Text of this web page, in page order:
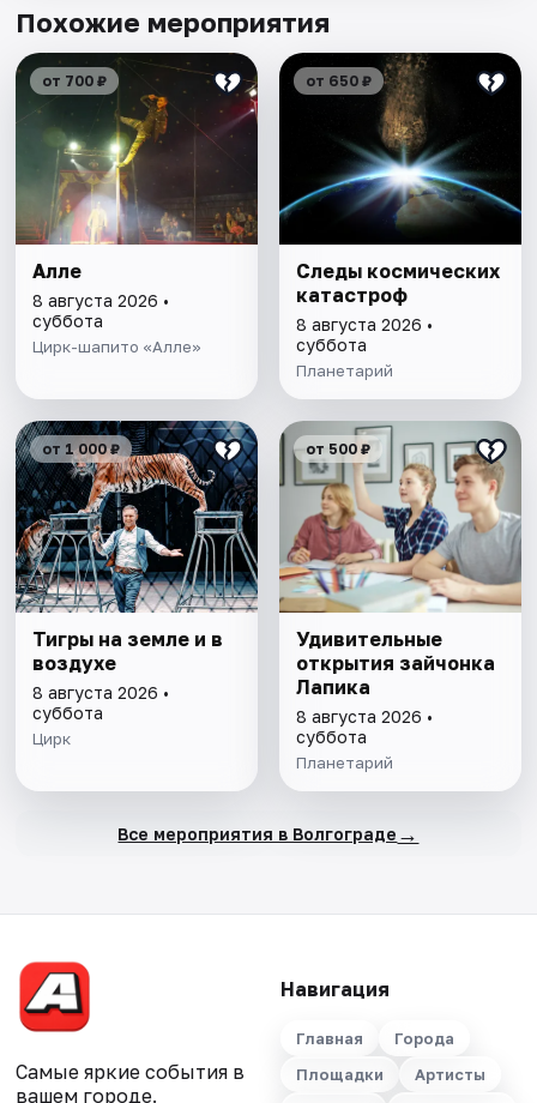
Похожие мероприятия
от 700 ₽
Алле
8 августа 2026 •
суббота
Цирк-шапито «Алле»
от 650 ₽
Следы космических
катастроф
8 августа 2026 •
суббота
Планетарий
от 1 000 ₽
Тигры на земле и в
воздухе
8 августа 2026 •
суббота
Цирк
от 500 ₽
Удивительные
открытия зайчонка
Лапика
8 августа 2026 •
суббота
Планетарий
Все мероприятия в Волгограде →
Самые яркие события в
вашем городе.
Навигация
Главная
Города
Площадки
Артисты